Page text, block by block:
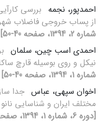
احمدپور، نجمه بررسی
از پساب خروجی فاضلاب
شماره 2، 1394، صفحه 40-50]
احمدی اسب چین، سلمان
نیکل و روی بوسیله قارچ
شماره 1، 1394، صفحه 40-50]
اخوان سپهی، عباس جدا
مختلف ایران و شناسایی
[دوره 6، شماره 1، 1394، صفحه 1-10]